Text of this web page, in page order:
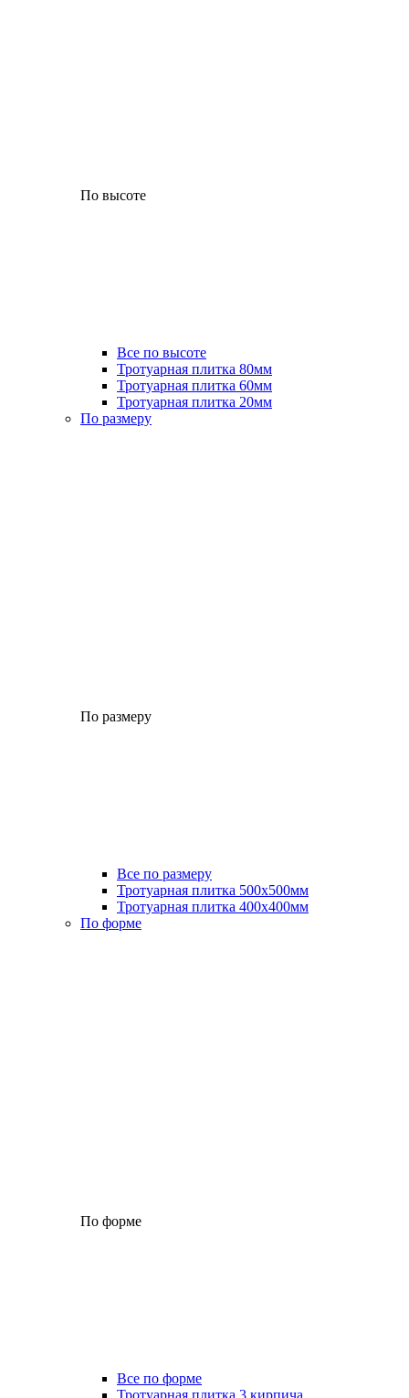
По высоте
Все по высоте
Тротуарная плитка 80мм
Тротуарная плитка 60мм
Тротуарная плитка 20мм
По размеру
По размеру
Все по размеру
Тротуарная плитка 500x500мм
Тротуарная плитка 400x400мм
По форме
По форме
Все по форме
Тротуарная плитка 3 кирпича